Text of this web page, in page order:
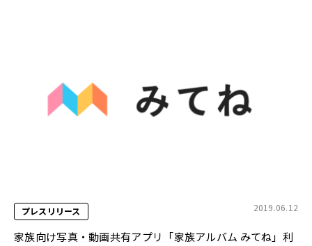
プレスリリース 2019.06.12
家族向け写真・動画共有アプリ「家族アルバム みてね」利